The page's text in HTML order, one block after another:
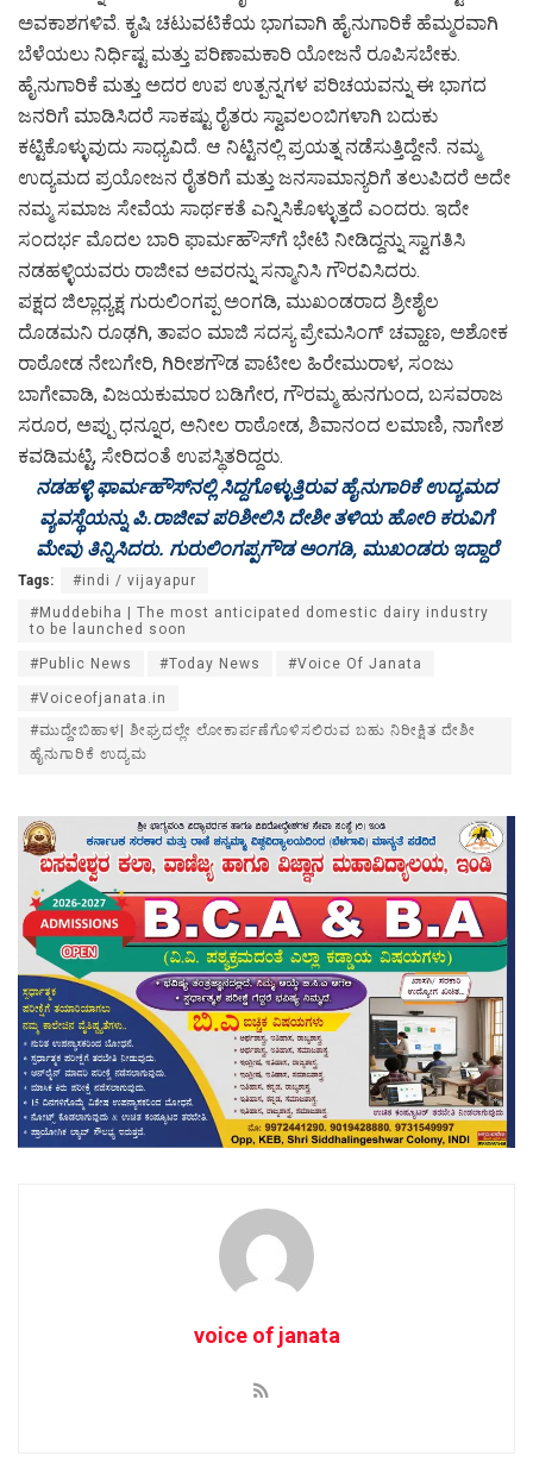
ಅವಕಾಶಗಳಿವೆ. ಕೃಷಿ ಚಟುವಟಿಕೆಯ ಭಾಗವಾಗಿ ಹೈನುಗಾರಿಕೆ ಹೆಮ್ಮರವಾಗಿ
ಬೆಳೆಯಲು ನಿರ್ಧಿಷ್ಟ ಮತ್ತು ಪರಿಣಾಮಕಾರಿ ಯೋಜನೆ ರೂಪಿಸಬೇಕು.
ಹೈನುಗಾರಿಕೆ ಮತ್ತು ಅದರ ಉಪ ಉತ್ಪನ್ನಗಳ ಪರಿಚಯವನ್ನು ಈ ಭಾಗದ
ಜನರಿಗೆ ಮಾಡಿಸಿದರೆ ಸಾಕಷ್ಟು ರೈತರು ಸ್ವಾವಲಂಬಿಗಳಾಗಿ ಬದುಕು
ಕಟ್ಟಿಕೊಳ್ಳುವುದು ಸಾಧ್ಯವಿದೆ. ಆ ನಿಟ್ಟಿನಲ್ಲಿ ಪ್ರಯತ್ನ ನಡೆಸುತ್ತಿದ್ದೇನೆ. ನಮ್ಮ
ಉದ್ಯಮದ ಪ್ರಯೋಜನ ರೈತರಿಗೆ ಮತ್ತು ಜನಸಾಮಾನ್ಯರಿಗೆ ತಲುಪಿದರೆ ಅದೇ
ನಮ್ಮ ಸಮಾಜ ಸೇವೆಯ ಸಾರ್ಥಕತೆ ಎನ್ನಿಸಿಕೊಳ್ಳುತ್ತದೆ ಎಂದರು. ಇದೇ
ಸಂದರ್ಭ ಮೊದಲ ಬಾರಿ ಫಾರ್ಮಹೌಸ್‌ಗೆ ಭೇಟಿ ನೀಡಿದ್ದನ್ನು ಸ್ವಾಗತಿಸಿ
ನಡಹಳ್ಳಿಯವರು ರಾಜೀವ ಅವರನ್ನು ಸನ್ಮಾನಿಸಿ ಗೌರವಿಸಿದರು.
ಪಕ್ಷದ ಜಿಲ್ಲಾಧ್ಯಕ್ಷ ಗುರುಲಿಂಗಪ್ಪ ಅಂಗಡಿ, ಮುಖಂಡರಾದ ಶ್ರೀಶೈಲ
ದೊಡಮನಿ ರೂಢಗಿ, ತಾಪಂ ಮಾಜಿ ಸದಸ್ಯ ಪ್ರೇಮಸಿಂಗ್ ಚವ್ಹಾಣ, ಅಶೋಕ
ರಾಠೋಡ ನೇಬಗೇರಿ, ಗಿರೀಶಗೌಡ ಪಾಟೀಲ ಹಿರೇಮುರಾಳ, ಸಂಜು
ಬಾಗೇವಾಡಿ, ವಿಜಯಕುಮಾರ ಬಡಿಗೇರ, ಗೌರಮ್ಮ ಹುನಗುಂದ, ಬಸವರಾಜ
ಸರೂರ, ಅಪ್ಪು ಧನ್ನೂರ, ಅನೀಲ ರಾಠೋಡ, ಶಿವಾನಂದ ಲಮಾಣಿ, ನಾಗೇಶ
ಕವಡಿಮಟ್ಟಿ, ಸೇರಿದಂತೆ ಉಪಸ್ಥಿತರಿದ್ದರು.
ನಡಹಳ್ಳಿ ಫಾರ್ಮಹೌಸ್‌ನಲ್ಲಿ ಸಿದ್ದಗೊಳ್ಳುತ್ತಿರುವ ಹೈನುಗಾರಿಕೆ ಉದ್ಯಮದ
ವ್ಯವಸ್ಥೆಯನ್ನು ಪಿ.ರಾಜೀವ ಪರಿಶೀಲಿಸಿ ದೇಶೀ ತಳಿಯ ಹೋರಿ ಕರುವಿಗೆ
ಮೇವು ತಿನ್ನಿಸಿದರು. ಗುರುಲಿಂಗಪ್ಪಗೌಡ ಅಂಗಡಿ, ಮುಖಂಡರು ಇದ್ದಾರೆ
Tags:
#indi / vijayapur
#Muddebiha | The most anticipated domestic dairy industry
to be launched soon
#Public News #Today News #Voice Of Janata
#Voiceofjanata.in
#ಮುದ್ದೇಬಿಹಾಳ| ಶೀಘ್ರದಲ್ಲೇ ಲೋಕಾರ್ಪಣೆಗೊಳಿಸಲಿರುವ ಬಹು ನಿರೀಕ್ಷಿತ ದೇಶೀ
ಹೈನುಗಾರಿಕೆ ಉದ್ಯಮ
voice of janata